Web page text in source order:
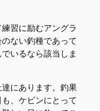
習に励むアングラ
ない釣種であって
いるなら該当しま
にあります。釣果
、ケビンにとって